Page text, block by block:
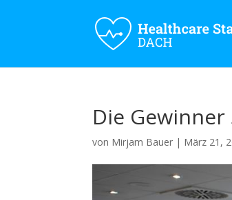
Die
von Mirjam Bauer | März 21,